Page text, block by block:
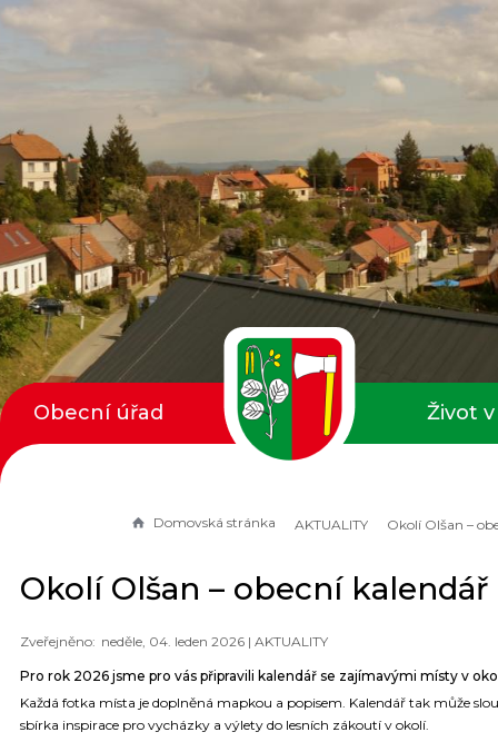
Domovská stránka AKTUALITY
Okolí Olšan – obecní kalendář
neděle, 04. leden 2026 | AKTUALITY
Pro rok 2026 jsme pro vás připravili kalendář se zajímavými místy v
Každá fotka místa je doplněná mapkou a popisem. Kalendář tak může
sbírka inspirace pro vycházky a výlety do lesních zákoutí v okolí.
Obecní úřad Život